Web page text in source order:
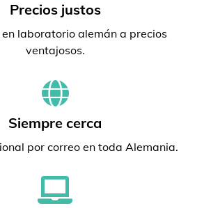
Precios justos
en laboratorio alemán a precios
ventajosos.
Siempre cerca
por correo en toda Alemania.